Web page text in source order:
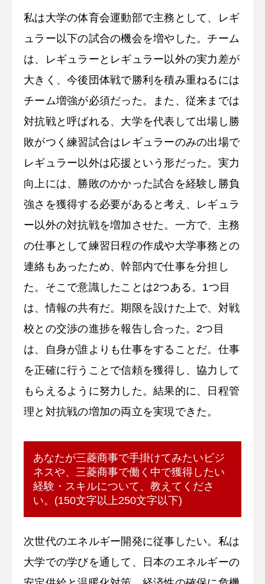
私は大学の体育会運動部で主務として、レギ
ュラー以下の試合の機会を増やした。チーム
は、レギュラーとレギュラー以外の実力差が
大きく、今後団体戦で勝利を積み重ねるには
チーム増強が必須だった。また、従来までは
対抗戦と呼ばれる、大学を代表して出場し勝
敗がつく練習試合はレギュラーのみの出場で
レギュラー以外は応援という形だった。実力
向上には、勝敗のかかった試合を経験し勝負
強さを獲得する必要があると考え、レギュラ
ー以外の対抗戦を増加させた。一方で、主務
の仕事として練習日程の作成や大学事務との
連絡もあったため、幹部内で仕事を分担し
た。そこで意識したことは2つある。1つ目
は、情報の共有だ。期限を設けた上で、対戦
校との交渉の進捗を報告し合った。2つ目
は、自身が誰よりも仕事をすることだ。仕事
を正確に行うことで信頼を獲得し、協力して
もらえるように努力した。結果的に、日程管
理と対抗戦の増加の両立を実現できた。
あなたが三菱商事で手掛けてみたいビジ
ネスや、三菱商事で働く中で獲得したい
経験・スキルについて、教えてくださ
い。(150文字以上250文字以下)
次世代のエネルギー開発に従事したい。私は
大学での学びを通して、日本のエネルギーの